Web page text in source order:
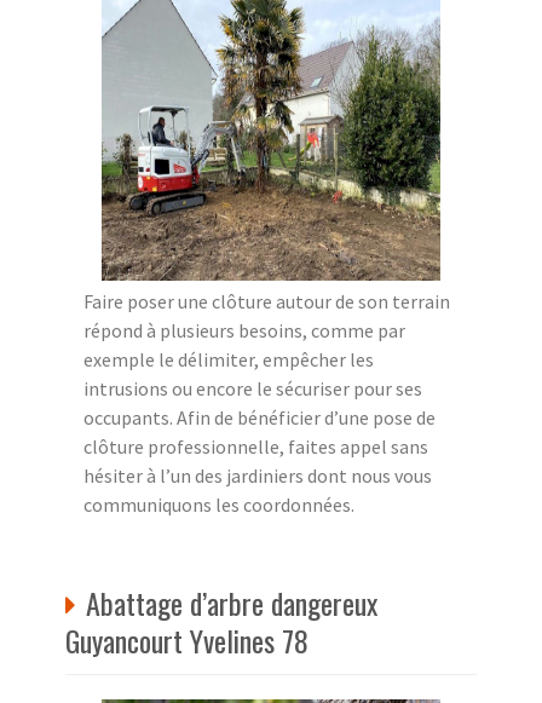
Faire poser une clôture autour de son terrain
répond à plusieurs besoins, comme par
exemple le délimiter, empêcher les
intrusions ou encore le sécuriser pour ses
occupants. Afin de bénéficier d’une pose de
clôture professionnelle, faites appel sans
hésiter à l’un des jardiniers dont nous vous
communiquons les coordonnées.
Abattage d’arbre dangereux
Guyancourt Yvelines 78